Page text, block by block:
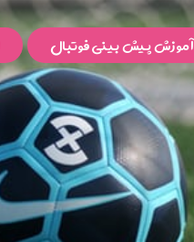
آموزش پیش بینی فوتبال